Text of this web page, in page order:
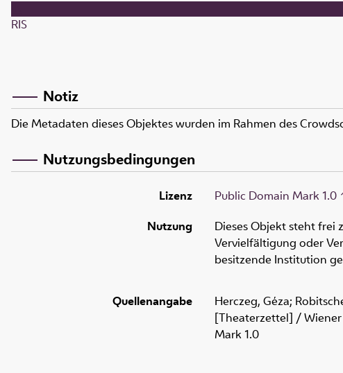
RIS
Notiz
Die Metadaten dieses Objektes wurden im Rahmen des
Nutzungsbedingungen
Lizenz
Public Domain Mark 1.0
Nutzung
Dieses Objekt steht frei
Vervielfältigung oder
besitzende Institution
Quellenangabe
Herczeg, Géza;
[Theaterzettel] / Wiener
Mark 1.0